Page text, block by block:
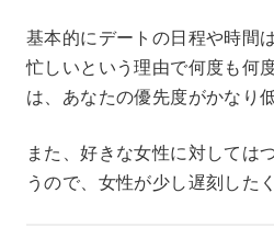
基本的にデートの日程や時間
忙しいという理由で何度も何
は、あなたの優先度がかなり
また、好きな女性に対しては
うので、女性が少し遅刻した